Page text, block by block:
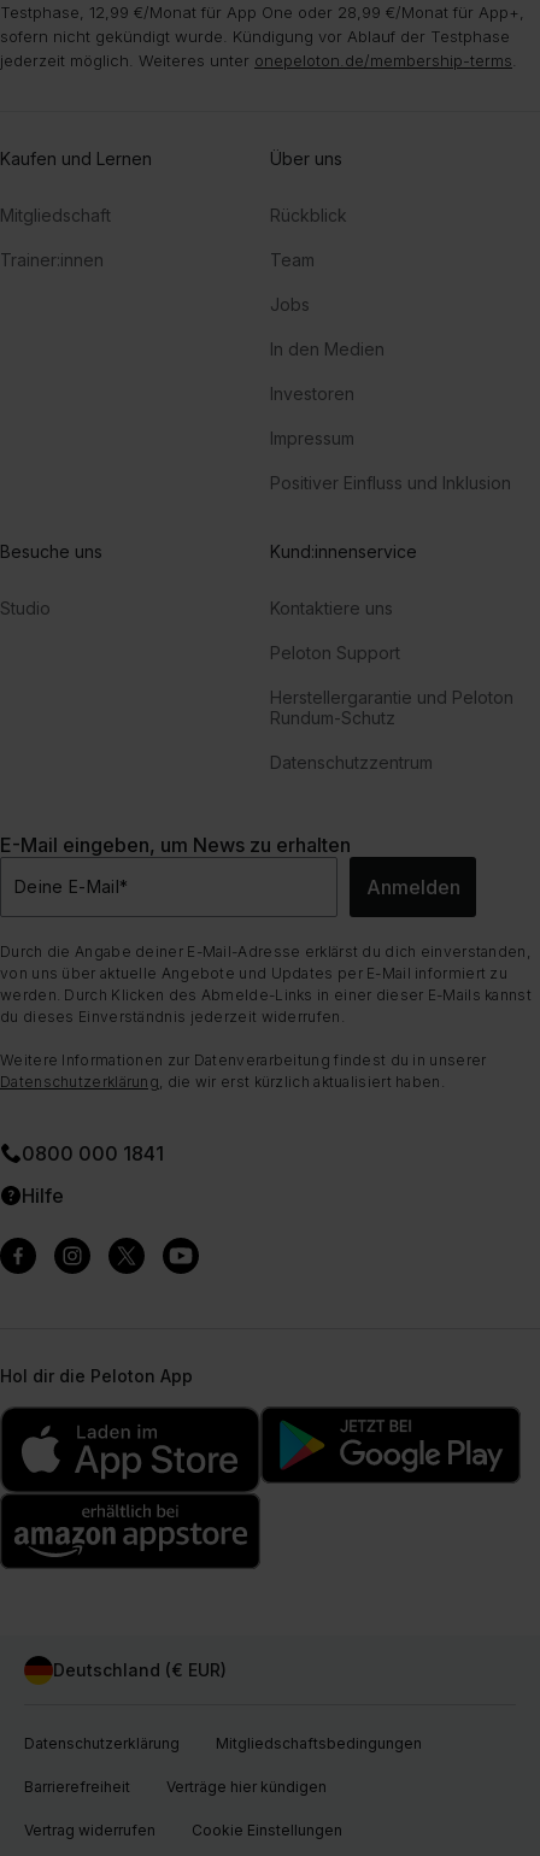
Testphase, 12,99 €/Monat für App One oder 28,99 €/Monat für App+,
sofern nicht gekündigt wurde. Kündigung vor Ablauf der Testphase
jederzeit möglich. Weiteres unter onepeloton.de/membership-terms
Kaufen und Lernen
Mitgliedschaft
Trainer:innen
Über uns
Rückblick
Team
Jobs
In den Medien
Investoren
Impressum
Positiver Einfluss und Inklusion
Besuche uns
Studio
Kund:innenservice
Kontaktiere uns
Peloton Support
Herstellergarantie und Peloton
Rundum-Schutz
Datenschutzzentrum
E-Mail eingeben, um News zu erhalten
Deine E-Mail* Anmelden
Durch die Angabe deiner E-Mail-Adresse erklärst du dich einverstanden,
von uns über aktuelle Angebote und Updates per E-Mail informiert zu
werden. Durch Klicken des Abmelde-Links in einer dieser E-Mails kannst
du dieses Einverständnis jederzeit widerrufen.
Weitere Informationen zur Datenverarbeitung findest du in unserer
Datenschutzerklärung , die wir erst kürzlich aktualisiert haben.
0800 000 1841
Hilfe
Hol dir die Peloton App
Deutschland (€ EUR)
Datenschutzerklärung Mitgliedschaftsbedingungen
Barrierefreiheit Verträge hier kündigen
Vertrag widerrufen Cookie Einstellungen